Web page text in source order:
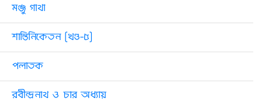
মঞ্জু গাথা
শান্তিনিকেতন [খণ্ড-৫]
পলাতক
রবীন্দ্রনাথ ও চার অধ্যায়